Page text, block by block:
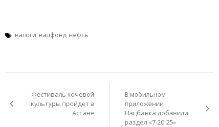
налоги нацфонд нефть
записямФестиваль кочевой
культуры пройдет в
Астане
В мобильном
приложении
Нацбанка добавили
раздел «7-20-25»